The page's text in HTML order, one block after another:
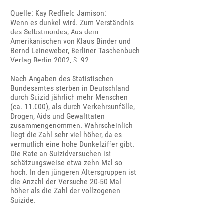
Quelle: Kay Redfield Jamison:
Wenn es dunkel wird. Zum Verständnis
des Selbstmordes, Aus dem
Amerikanischen von Klaus Binder und
Bernd Leineweber, Berliner Taschenbuch
Verlag Berlin 2002, S. 92.
Nach Angaben des Statistischen
Bundesamtes sterben in Deutschland
durch Suizid jährlich mehr Menschen
(ca. 11.000), als durch Verkehrsunfälle,
Drogen, Aids und Gewalttaten
zusammengenommen. Wahrscheinlich
liegt die Zahl sehr viel höher, da es
vermutlich eine hohe Dunkelziffer gibt.
Die Rate an Suizidversuchen ist
schätzungsweise etwa zehn Mal so
hoch. In den jüngeren Altersgruppen ist
die Anzahl der Versuche 20-50 Mal
höher als die Zahl der vollzogenen
Suizide.